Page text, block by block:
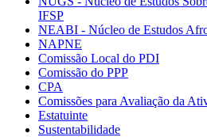
IFSP
NEABI - Núcleo de Estudos
NAPNE
Comissão Local do PDI
Comissão do PPP
CPA
Comissões para Avaliação da
Estatuinte
Sustentabilidade